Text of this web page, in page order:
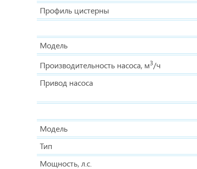
Профиль цистерны
Модель
Производительность насоса, м3/ч
Привод насоса
Модель
Тип
Мощность, л.с.